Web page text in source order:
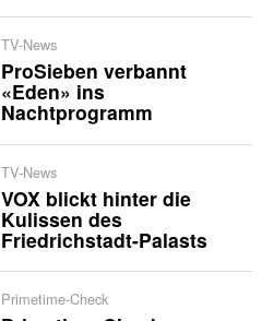
TV-News
ProSieben verbannt
«Eden» ins
Nachtprogramm
TV-News
VOX blickt hinter die
Kulissen des
Friedrichstadt-Palasts
Primetime-Check